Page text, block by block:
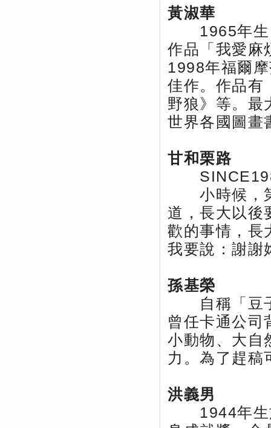
黃淑華
1965年生，
作品「我愛麻
1998年福爾
佳作。作品有
野狼》等。最
世界各國圖畫
甘和栗路
小時候，第
道，長大以後
歡的事情，長
我要說：謝謝
孫基榮
自稱「豆子
曾任卡通公司
小動物、大自
力。為了趕
洪義男
1944年生於